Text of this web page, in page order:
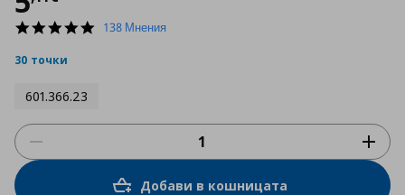
4.9
138 Мнения
30 точки
601.366.23
Добави в кошницата